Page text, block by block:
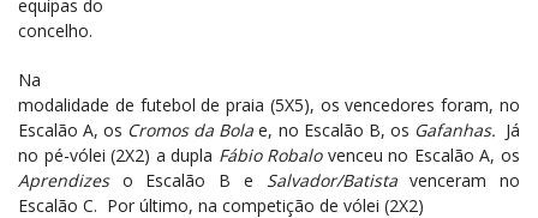
equipas do
concelho.
Na
modalidade de futebol de praia (5X5), os vencedores foram, no
Escalão A, os Cromos da Bola e, no Escalão B, os Gafanhas. Já
no pé-vólei (2X2) a dupla Fábio Robalo venceu no Escalão A, os
Aprendizeso Escalão B e Salvador/Batistavenceram no
Escalão C. Por último, na competição de vólei (2X2)